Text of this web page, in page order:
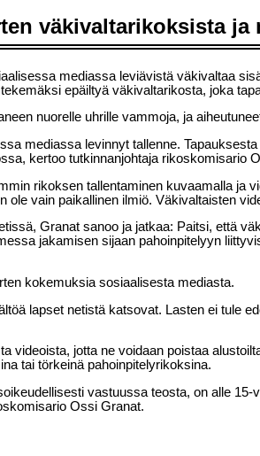
väkivaltarikoksista
mediassa leviävistä väkivaltaa
epäiltyä väkivaltarikosta, joka
nuorelle uhrille vammoja, ja
mediassa levinnyt tallenne.
kertoo tutkinnanjohtaja rikoskomisario
rikoksen tallentaminen kuvaamalla ja
ole vain paikallinen ilmiö. Väkivaltaisten
Granat sanoo ja jatkaa: Paitsi, että
jakamisen sijaan pahoinpitelyyn
kokemuksia sosiaalisesta mediasta.
lapset netistä katsovat. Lasten ei tule
videoista, jotta ne voidaan poistaa
tai törkeinä pahoinpitelyrikoksina.
vastuussa teosta, on alle
Ossi Granat.